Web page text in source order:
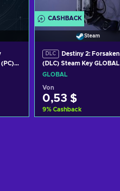
CASHBACK
Steam
DLC
Destiny 2: Forsaken
(DLC) Steam Key GLOBAL
GLOBAL
Von
0,53 $
9% Cashback